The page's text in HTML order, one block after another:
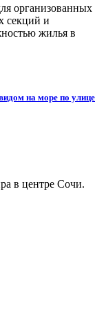
организованных
секций и
жилья в
на море по улице
в центре Сочи.